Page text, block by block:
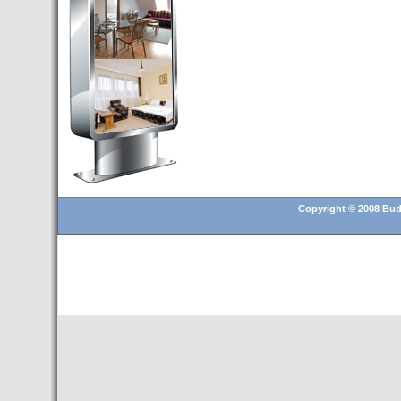
Budapest’.
- Hoteles en BUDAPEST:
Resultados octubre de 2016,
subida del 15% ocupación y
del 25,6% en el RevPar
- Nuevo Hotel en Budapest
bajo la marca Exe Hotusa
- Transfer Aeropuerto de
BUDAPEST
Copyright © 2008